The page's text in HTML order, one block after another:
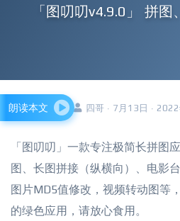
「图叨叨v4.9.0」 拼
四哥 · 7月13日 ·
朗读本文
「图叨叨」一款专注极简长拼图
图、长图拼接（纵横向）、电影
图片MD5值修改，视频转动图等
的绿色应用，请放心食用。